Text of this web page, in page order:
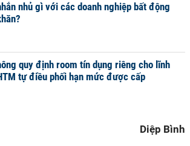
nhủ gì với các doanh nghiệp bất động
quy định room tín dụng riêng cho lĩnh
tự điều phối hạn mức được cấp
Diệp Bình